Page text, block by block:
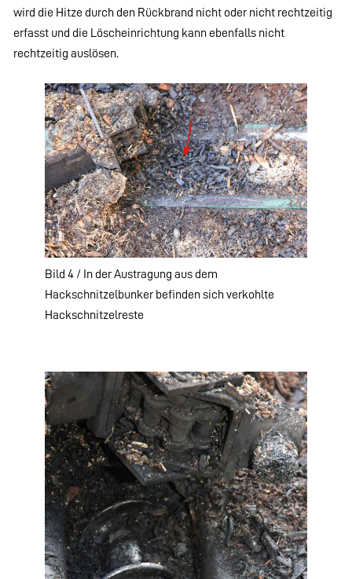
wird die Hitze durch den Rückbrand nicht oder nicht rechtzeitig
erfasst und die Löscheinrichtung kann ebenfalls nicht
rechtzeitig auslösen.
Bild 4 / In der Austragung aus dem
Hackschnitzelbunker befinden sich verkohlte
Hackschnitzelreste